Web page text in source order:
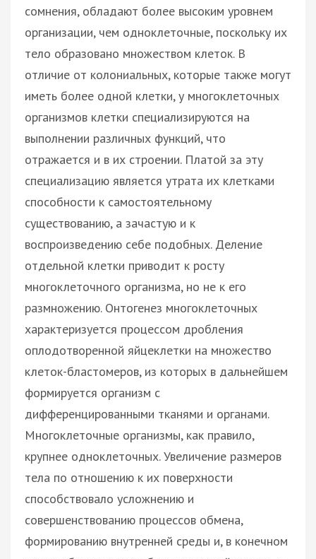
сомнения, обладают более высоким уровнем
организации, чем одноклеточные, поскольку их
тело образовано множеством клеток. В
отличие от колониальных, которые также могут
иметь более одной клетки, у многоклеточных
организмов клетки специализируются на
выполнении различных функций, что
отражается и в их строении. Платой за эту
специализацию является утрата их клетками
способности к самостоятельному
существованию, а зачастую и к
воспроизведению себе подобных. Деление
отдельной клетки приводит к росту
многоклеточного организма, но не к его
размножению. Онтогенез многоклеточных
характеризуется процессом дробления
оплодотворенной яйцеклетки на множество
клеток-бластомеров, из которых в дальнейшем
формируется организм с
дифференцированными тканями и органами.
Многоклеточные организмы, как правило,
крупнее одноклеточных. Увеличение размеров
тела по отношению к их поверхности
способствовало усложнению и
совершенствованию процессов обмена,
формированию внутренней среды и, в конечном